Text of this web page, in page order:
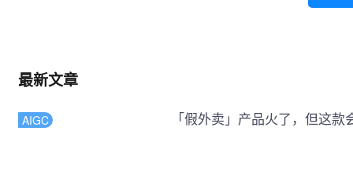
最新文章
AIGC 「假外卖」产品火了，但这